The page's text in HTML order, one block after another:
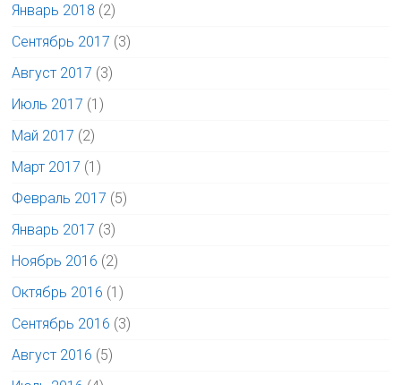
Январь 2018 (2)
Сентябрь 2017 (3)
Август 2017 (3)
Июль 2017 (1)
Май 2017 (2)
Март 2017 (1)
Февраль 2017 (5)
Январь 2017 (3)
Ноябрь 2016 (2)
Октябрь 2016 (1)
Сентябрь 2016 (3)
Август 2016 (5)